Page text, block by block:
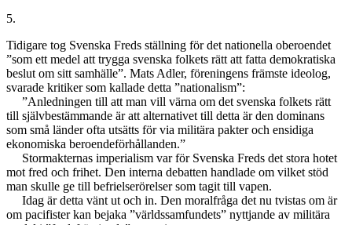
5.
Tidigare tog Svenska Freds ställning för det nationella oberoendet
”som ett medel att trygga svenska folkets rätt att fatta demokratiska
beslut om sitt samhälle”. Mats Adler, föreningens främste ideolog,
svarade kritiker som kallade detta ”nationalism”:
”Anledningen till att man vill värna om det svenska folkets rätt
till självbestämmande är att alternativet till detta är den dominans
som små länder ofta utsätts för via militära pakter och ensidiga
ekonomiska beroendeförhållanden.”
Stormakternas imperialism var för Svenska Freds det stora hotet
mot fred och frihet. Den interna debatten handlade om vilket stöd
man skulle ge till befrielserörelser som tagit till vapen.
Idag är detta vänt ut och in. Den moralfråga det nu tvistas om är
om pacifister kan bejaka ”världssamfundets” nyttjande av militära